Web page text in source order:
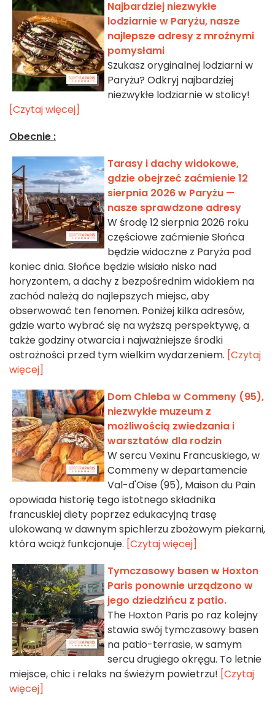
Najbardziej niezwykłe
lodziarnie w Paryżu, nasze
najlepsze adresy z mroźnymi
pomysłami
Szukasz oryginalnej lodziarni w
Paryżu? Odkryj najbardziej
niezwykłe lodziarnie w stolicy!
[Czytaj więcej]
Obecnie :
Tarasy i dachy widokowe,
gdzie obejrzeć zaćmienie 12
sierpnia 2026 w Paryżu —
nasze sprawdzone adresy
W środę 12 sierpnia 2026 roku
częściowe zaćmienie Słońca
będzie widoczne z Paryża pod
koniec dnia. Słońce będzie wisiało nisko nad
horyzontem, a dachy z bezpośrednim widokiem na
zachód należą do najlepszych miejsc, aby
obserwować ten fenomen. Poniżej kilka adresów,
gdzie warto wybrać się na wyższą perspektywę, a
także godziny otwarcia i najważniejsze środki
ostrożności przed tym wielkim wydarzeniem. [Czytaj
więcej]
Dom Chleba w Commeny (95),
niezwykłe muzeum z
możliwością zwiedzania i
warsztatów dla rodzin
W sercu Vexinu Francuskiego, w
Commeny w departamencie
Val-d'Oise (95), Maison du Pain
opowiada historię tego istotnego składnika
francuskiej diety poprzez edukacyjną trasę
ulokowaną w dawnym spichlerzu zbożowym piekarni,
która wciąż funkcjonuje. [Czytaj więcej]
Tymczasowy basen w Hoxton
Paris ponownie urządzono w
jego dziedzińcu z patio.
The Hoxton Paris po raz kolejny
stawia swój tymczasowy basen
na patio-terrasie, w samym
sercu drugiego okręgu. To letnie
miejsce, chic i relaks na świeżym powietrzu! [Czytaj
więcej]